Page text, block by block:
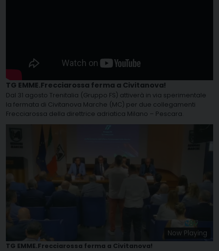
TG EMME.Frecciarossa ferma a Civitanova!
Dal 31 agosto Trenitalia (Gruppo FS) attiverà in via sperimentale
la fermata di Civitanova Marche (MC) per due collegamenti
Frecciarossa della direttrice adriatica Milano – Pescara.
Now Playing
TG EMME.Frecciarossa ferma a Civitanova!